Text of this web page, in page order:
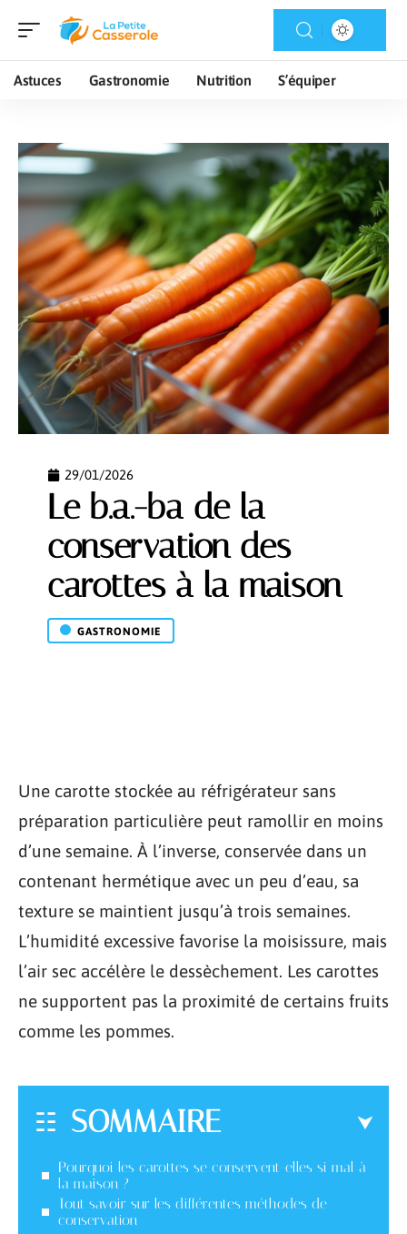
Astuces Gastronomie Nutrition S’équiper
29/01/2026
Le b.a.-ba de la
conservation des
carottes à la maison
GASTRONOMIE
Une carotte stockée au réfrigérateur sans
préparation particulière peut ramollir en moins
d’une semaine. À l’inverse, conservée dans un
contenant hermétique avec un peu d’eau, sa
texture se maintient jusqu’à trois semaines.
L’humidité excessive favorise la moisissure, mais
l’air sec accélère le dessèchement. Les carottes
ne supportent pas la proximité de certains fruits
comme les pommes.
SOMMAIRE
Pourquoi les carottes se conservent-elles si mal à
la maison ?
Tout savoir sur les différentes méthodes de
conservation